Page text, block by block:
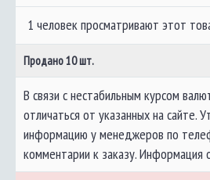
1 человек просматривают этот
Продано10шт.
В связи с нестабильным курсом
отличаться от указанных на сайте.
информацию у менеджеров по
комментарии к заказу. Информация